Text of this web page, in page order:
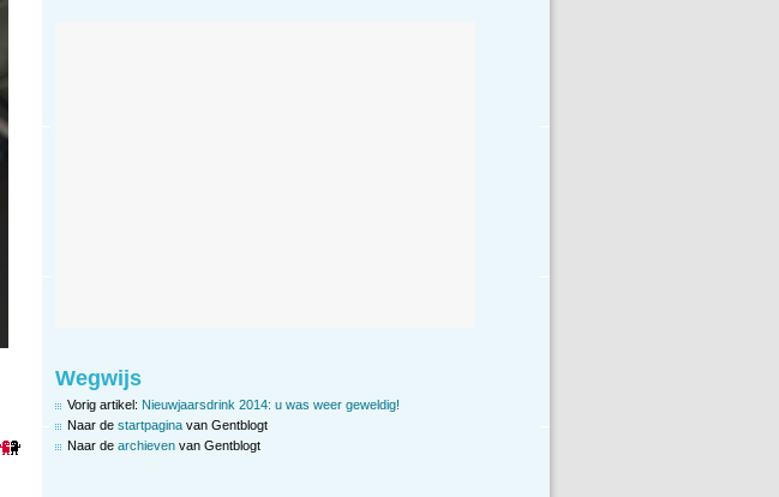
Wegwijs
Vorig artikel: Nieuwjaarsdrink 2014: u was weer geweldig!
Naar de startpagina van Gentblogt
Naar de archieven van Gentblogt